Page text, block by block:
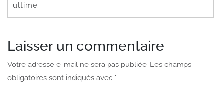
ultime.
Laisser un commentaire
Votre adresse e-mail ne sera pas publiée. Les champs
obligatoires sont indiqués avec *